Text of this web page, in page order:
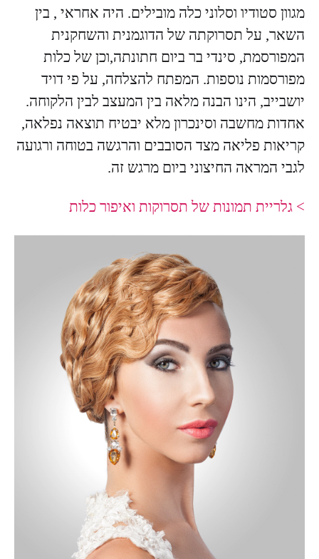
מגוון סטודיו וסלוני כלה מובילים. היה אחראי , בין
השאר, על תסרוקתה של הדוגמנית והשחקנית
המפורסמת, סינדי בר ביום חתונתה,וכן של כלות
מפורסמות נוספות. המפתח להצלחה, על פי דויד
יושבייב, הינו הבנה מלאה בין המעצב לבין הלקוחה.
אחדות מחשבה וסינכרון מלא יבטיח תוצאה נפלאה,
קריאות פליאה מצד הסובבים והרגשה בטוחה ורגועה
לגבי המראה החיצוני ביום מרגש זה.
> גלריית תמונות של תסרוקות ואיפור כלות